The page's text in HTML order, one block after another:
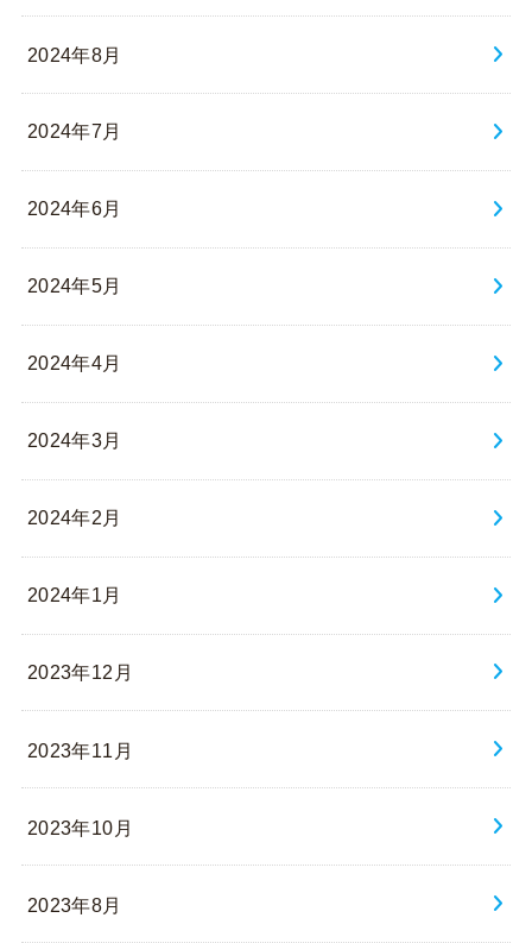
2024年8月
2024年7月
2024年6月
2024年5月
2024年4月
2024年3月
2024年2月
2024年1月
2023年12月
2023年11月
2023年10月
2023年8月